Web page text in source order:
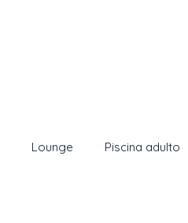
Lounge Piscina adulto